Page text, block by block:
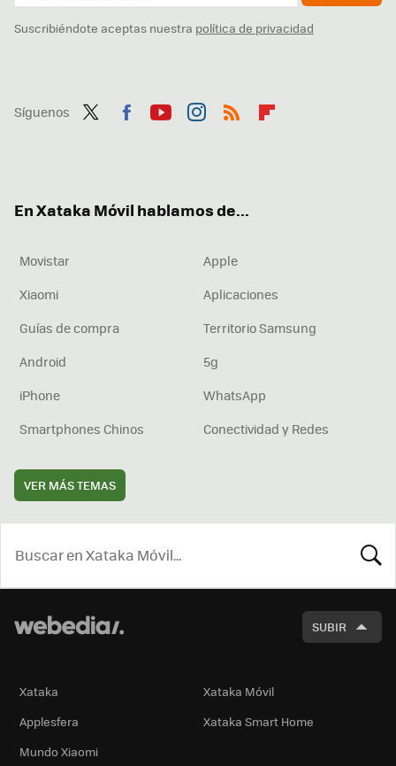
Suscribiéndote aceptas nuestra política de privacidad
Síguenos
En Xataka Móvil hablamos de...
Movistar
Apple
Xiaomi
Aplicaciones
Guías de compra
Territorio Samsung
Android
5g
iPhone
WhatsApp
Smartphones Chinos
Conectividad y Redes
VER MÁS TEMAS
SUBIR
Xataka
Xataka Móvil
Applesfera
Xataka Smart Home
Mundo Xiaomi